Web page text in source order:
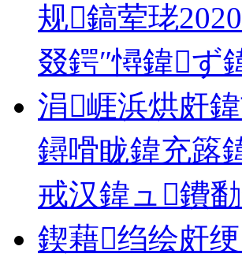
规鎬荤珯
叕鍔″憳鍏ず
涓崕浜烘皯
鐞嗗眬鍏充簬
戒汉鍏ュ鐨
鍥藉绉绘皯